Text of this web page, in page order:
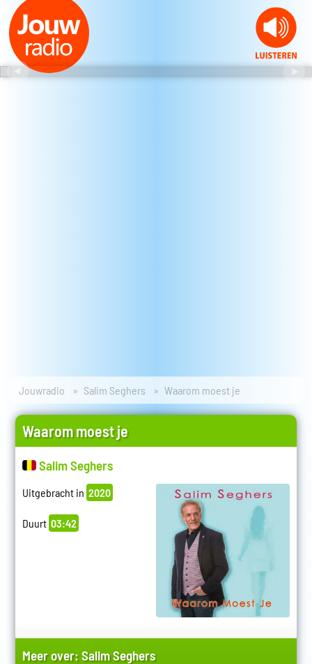
Jouwradio Salim Seghers Waarom moest je
Waarom moest je
Salim Seghers
Uitgebracht in 2020
Duurt 03:42
Meer over:Salim Seghers